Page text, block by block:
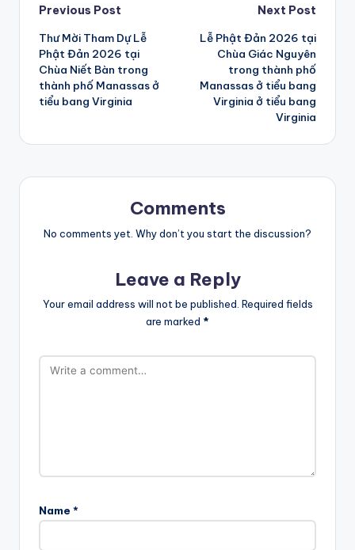
Post
navigation
Previous Post
Thư Mời Tham Dự Lễ
Phật Đản 2026 tại
Chùa Niết Bàn trong
thành phố Manassas ở
tiểu bang Virginia
Next Post
Lễ Phật Đản 2026 tại
Chùa Giác Nguyên
trong thành phố
Manassas ở tiểu bang
Virginia ở tiểu bang
Virginia
Comments
No comments yet. Why don’t you start the discussion?
Leave a Reply
Your email address will not be published. Required fields
are marked *
Name *